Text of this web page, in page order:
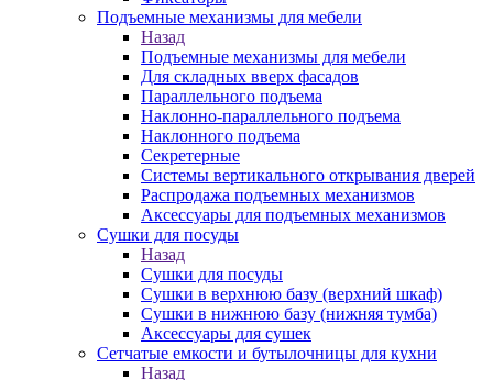
Подъемные механизмы для мебели
Назад
Подъемные механизмы для мебели
Для складных вверх фасадов
Параллельного подъема
Наклонно-параллельного подъема
Наклонного подъема
Секретерные
Системы вертикального открывания дверей
Распродажа подъемных механизмов
Аксессуары для подъемных механизмов
Сушки для посуды
Назад
Сушки для посуды
Сушки в верхнюю базу (верхний шкаф)
Сушки в нижнюю базу (нижняя тумба)
Аксессуары для сушек
Сетчатые емкости и бутылочницы для кухни
Назад